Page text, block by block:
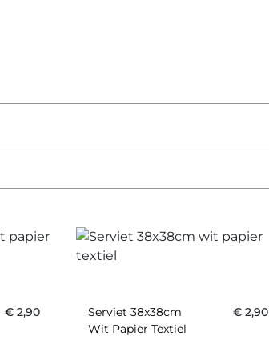
€ 2,90
Serviet 38x38cm
Wit Papier Textiel
€ 2,90